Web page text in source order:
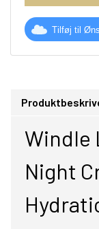
Tilføj til
Windle
Night